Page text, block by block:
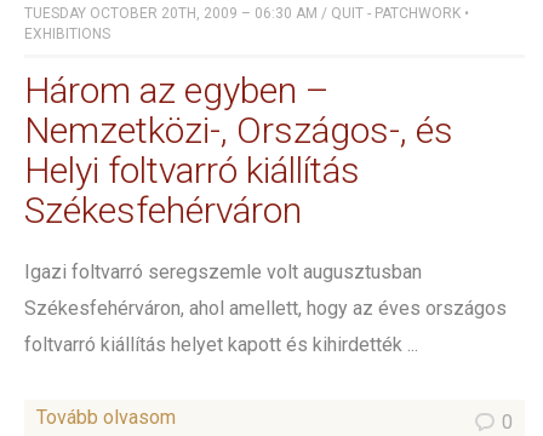
TUESDAY OCTOBER 20TH, 2009 – 06:30 AM / QUIT - PATCHWORK •
EXHIBITIONS
Három az egyben –
Nemzetközi-, Országos-, és
Helyi foltvarró kiállítás
Székesfehérváron
Igazi foltvarró seregszemle volt augusztusban
Székesfehérváron, ahol amellett, hogy az éves országos
foltvarró kiállítás helyet kapott és kihirdették ...
Tovább olvasom 0